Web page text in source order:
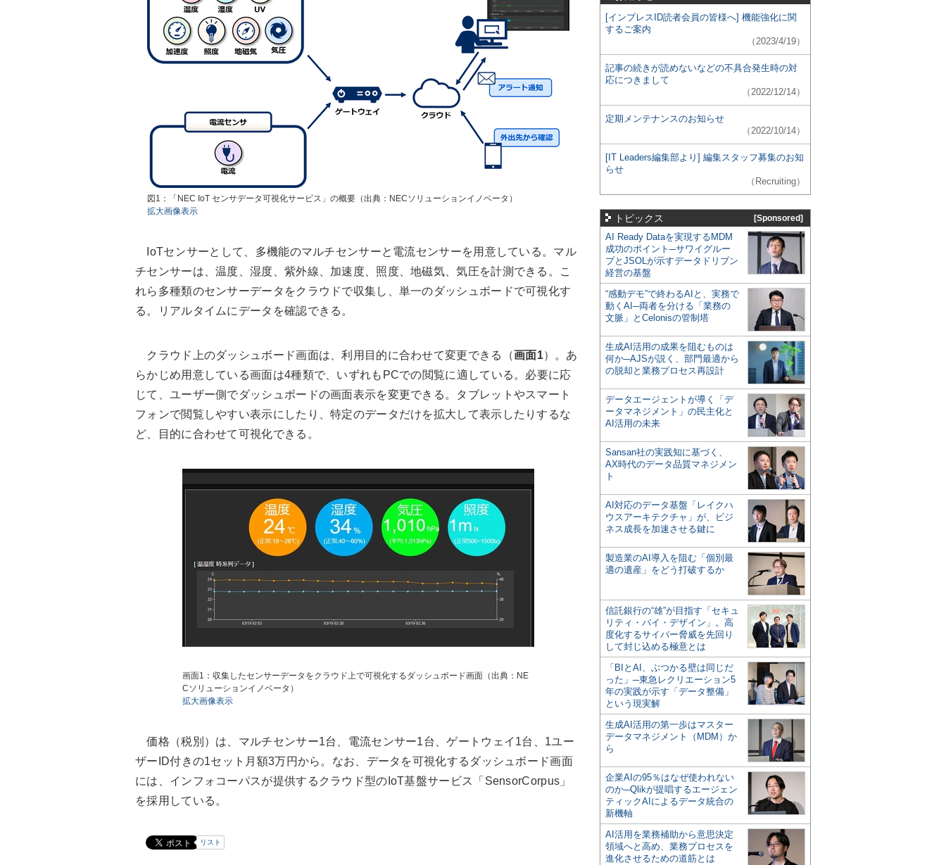
図1：「NEC IoT センサデータ可視化サービス」の概要（出典：NECソリューションイノベータ）
拡大画像表示
IoTセンサーとして、多機能のマルチセンサーと電流センサーを用意している。マル
チセンサーは、温度、湿度、紫外線、加速度、照度、地磁気、気圧を計測できる。こ
れら多種類のセンサーデータをクラウドで収集し、単一のダッシュボードで可視化す
る。リアルタイムにデータを確認できる。
クラウド上のダッシュボード画面は、利用目的に合わせて変更できる（画面1）。あ
らかじめ用意している画面は4種類で、いずれもPCでの閲覧に適している。必要に応
じて、ユーザー側でダッシュボードの画面表示を変更できる。タブレットやスマート
フォンで閲覧しやすい表示にしたり、特定のデータだけを拡大して表示したりするな
ど、目的に合わせて可視化できる。
画面1：収集したセンサーデータをクラウド上で可視化するダッシュボード画面（出典：NE
Cソリューションイノベータ）
拡大画像表示
価格（税別）は、マルチセンサー1台、電流センサー1台、ゲートウェイ1台、1ユー
ザーID付きの1セット月額3万円から。なお、データを可視化するダッシュボード画面
には、インフォコーパスが提供するクラウド型のIoT基盤サービス「SensorCorpus」
を採用している。
リスト
[インプレスID読者会員の皆様へ] 機能強化に関
するご案内
（2023/4/19）
記事の続きが読めないなどの不具合発生時の対
応につきまして
（2022/12/14）
定期メンテナンスのお知らせ
（2022/10/14）
[IT Leaders編集部より] 編集スタッフ募集のお知
らせ
（Recruiting）
トピックス [Sponsored]
AI Ready Dataを実現するMDM
成功のポイント─サワイグルー
プとJSOLが示すデータドリブン
経営の基盤
“感動デモ”で終わるAIと、実務で
動くAI─両者を分ける「業務の
文脈」とCelonisの管制塔
生成AI活用の成果を阻むものは
何か─AJSが説く、部門最適から
の脱却と業務プロセス再設計
データエージェントが導く「デ
ータマネジメント」の民主化と
AI活用の未来
Sansan社の実践知に基づく、
AX時代のデータ品質マネジメン
ト
AI対応のデータ基盤「レイクハ
ウスアーキテクチャ」が、ビジ
ネス成長を加速させる鍵に
製造業のAI導入を阻む「個別最
適の遺産」をどう打破するか
信託銀行の“雄”が目指す「セキュ
リティ・バイ・デザイン」。高
度化するサイバー脅威を先回り
して封じ込める極意とは
「BIとAI、ぶつかる壁は同じだ
った」─東急レクリエーション5
年の実践が示す「データ整備」
という現実解
生成AI活用の第一歩はマスター
データマネジメント（MDM）か
ら
企業AIの95％はなぜ使われない
のか─Qlikが提唱するエージェン
ティックAIによるデータ統合の
新機軸
AI活用を業務補助から意思決定
領域へと高め、業務プロセスを
進化させるための道筋とは